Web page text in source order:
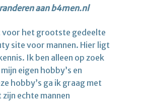
aan b4men.nl
het grootste gedeelte
site voor mannen. Hier ligt
Ik ben alleen op zoek
eigen hobby’s en
hobby’s ga ik graag met
zijn echte mannen